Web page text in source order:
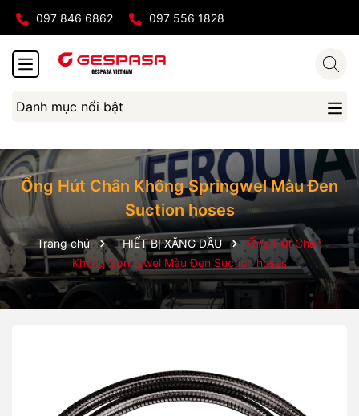
097 846 6862 097 556 1828
Danh mục nổi bật
Ống Hút Chân Không Springwel Màu Đen
Suction hoses
Trang chủ THIẾT BỊ XĂNG DẦU
Ống Hút Chân
Không Springwel Màu Đen Suction hoses